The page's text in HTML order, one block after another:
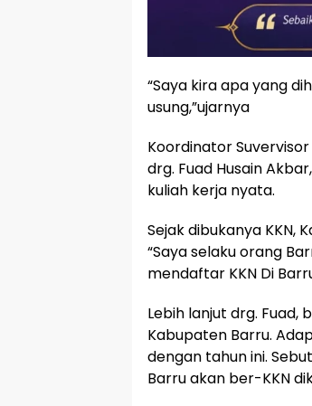
“Saya kira apa yang
usung,”ujarnya
Koordinator Suvervisor
drg. Fuad Husain
kuliah kerja nyata.
Sejak dibukanya KKN,
“Saya selaku orang
mendaftar KKN Di
Lebih lanjut drg. Fuad,
Kabupaten Barru.
dengan tahun ini.
Barru akan ber-KKN